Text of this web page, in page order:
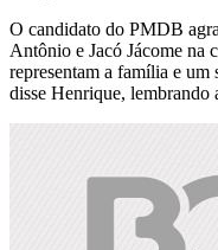
O candidato do PMDB
Antônio e Jacó Jácome na
representam a família e um
disse Henrique, lembrando